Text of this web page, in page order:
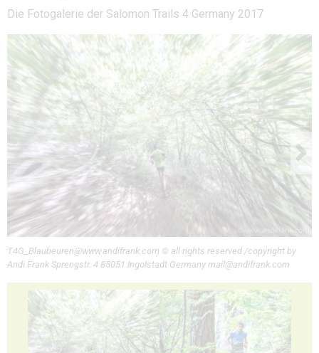
Die Fotogalerie der Salomon Trails 4 Germany 2017
T4G_Blaubeuren@www.andifrank.com © all rights reserved /copyright by
Andi Frank Sprengstr. 4 85051 Ingolstadt Germany mail@andifrank.com